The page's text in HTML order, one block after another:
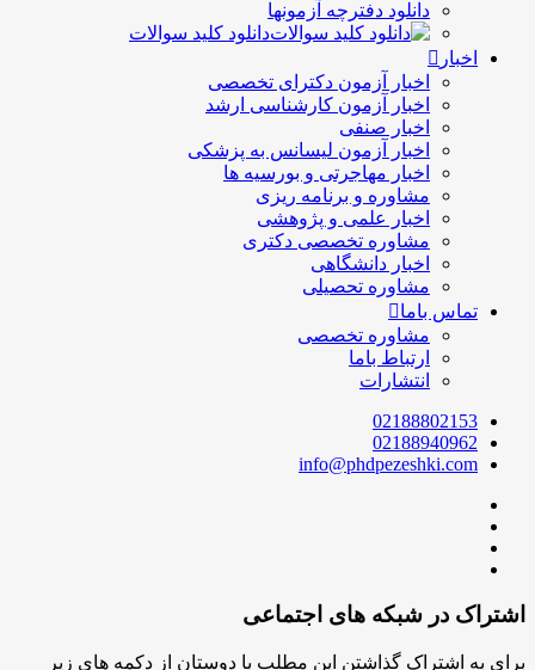
دانلود دفترچه آزمونها
دانلود کلید سوالات
اخبار
اخبار آزمون دکترای تخصصی
اخبار آزمون کارشناسی ارشد
اخبار صنفی
اخبار آزمون لیسانس به پزشکی
اخبار مهاجرتی و بورسیه ها
مشاوره و برنامه ریزی
اخبار علمی و پژوهشی
مشاوره تخصصی دکتری
اخبار دانشگاهی
مشاوره تحصیلی
تماس باما
مشاوره تخصصی
ارتباط باما
انتشارات
02188802153
02188940962
info@phdpezeshki.com
اشتراک در شبکه های اجتماعی
برای به اشتراک گذاشتن این مطلب با دوستان از دکمه های زیر